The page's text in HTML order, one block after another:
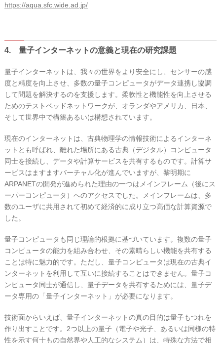
https://aqua.sfc.wide.ad.jp/
4. 量子インターネットの意義と現在の研究課題
量子インターネットは、我々の世界をより安全にし、センサーの感
度と精度を向上させ、多数の量子コンピュータがデータ連携し協調
して問題を解決するのを支援します。柔軟性と機能性を向上させる
ためのテストベッドネットワークが、オランダやアメリカ、日本、
そして世界中で構築あるいは構想されています。
現在のインターネットは、古典物理学の情報技術によるインターネ
ットとも呼ばれ、離れた場所にある古典（デジタル）コンピュータ
同士を接続し、データや計算サービスを共有するものです。計算サ
ービスはますますバーチャル化が進んでいますが、黎明期に
ARPANETの開発が進められた理由の一つはメインフレーム（後にス
ーパーコンピュータ）へのアクセスでした。メインフレームは、多
数のユーザに共用されて初めて経済的に成り立つ高価な計算資源で
した。
量子コンピュータも同じ理論的根拠に基づいています。複数の量子
コンピュータの能力を組み合わせ、その素晴らしい機能を共有する
ことは特に魅力的です。ただし、量子コンピュータは現在の古典イ
ンターネットを利用して互いに接続することはできません。量子コ
ンピュータ同士が通信し、量子データを共有するためには、量子デ
ータ専用の「量子インターネット」が必要になります。
技術面からいえば、量子インターネットの真の目的は量子もつれを
作り出すことです。2つ以上の量子（電子や光子、あるいは同様の特
性を示す何十もの自然界や人工的なシステム）は、特殊な方法で相